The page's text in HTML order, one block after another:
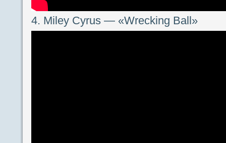
4. Miley Cyrus — «Wrecking Ball»